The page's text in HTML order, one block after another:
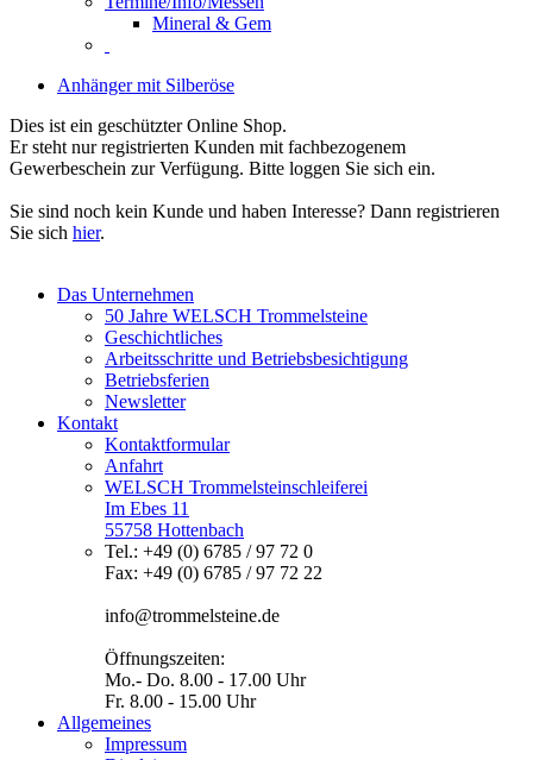
Mineral & Gem
Anhänger mit Silberöse
Dies ist ein geschützter Online Shop.
Er steht nur registrierten Kunden mit fachbezogenem
Gewerbeschein zur Verfügung. Bitte loggen Sie sich ein.
Sie sind noch kein Kunde und haben Interesse? Dann registrieren
Sie sich hier.
Das Unternehmen
50 Jahre WELSCH Trommelsteine
Geschichtliches
Arbeitsschritte und Betriebsbesichtigung
Betriebsferien
Newsletter
Kontakt
Kontaktformular
Anfahrt
WELSCH Trommelsteinschleiferei
Im Ebes 11
55758 Hottenbach
Tel.: +49 (0) 6785 / 97 72 0
Fax: +49 (0) 6785 / 97 72 22
info@trommelsteine.de
Öffnungszeiten:
Mo.- Do. 8.00 - 17.00 Uhr
Fr. 8.00 - 15.00 Uhr
Allgemeines
Impressum